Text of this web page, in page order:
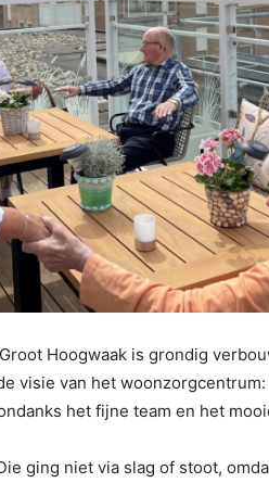
Hoogwaak is grondig
visie van het woonzorgcentrum:
het fijne team en het
ging niet via slag of stoot,